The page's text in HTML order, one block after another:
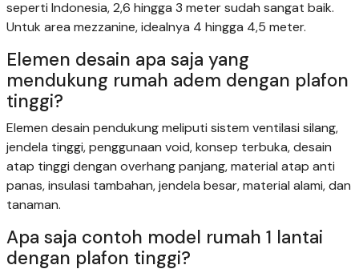
seperti Indonesia, 2,6 hingga 3 meter sudah sangat baik.
Untuk area mezzanine, idealnya 4 hingga 4,5 meter.
Elemen desain apa saja yang
mendukung rumah adem dengan plafon
tinggi?
Elemen desain pendukung meliputi sistem ventilasi silang,
jendela tinggi, penggunaan void, konsep terbuka, desain
atap tinggi dengan overhang panjang, material atap anti
panas, insulasi tambahan, jendela besar, material alami, dan
tanaman.
Apa saja contoh model rumah 1 lantai
dengan plafon tinggi?